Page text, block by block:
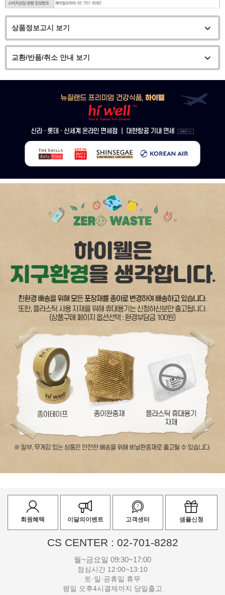
상품정보고시 보기
교환/반품/취소 안내 보기
회원혜택 이달의이벤트 고객센터 샘플신청
CS CENTER : 02-701-8282
월~금요일 09:30~17:00
점심시간 12:00~13:10
토·일·공휴일 휴무
평일 오후4시결제까지 당일출고